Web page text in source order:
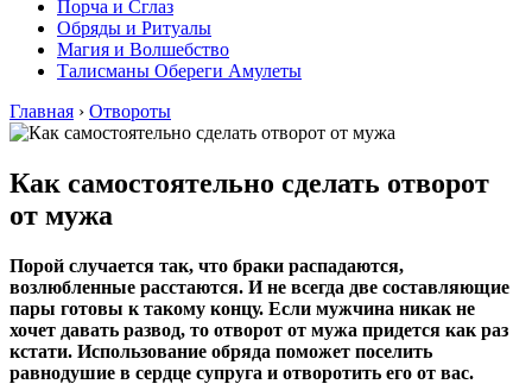
Порча и Сглаз
Обряды и Ритуалы
Магия и Волшебство
Талисманы Обереги Амулеты
Главная › Отвороты
Как самостоятельно сделать отворот
от мужа
Порой случается так, что браки распадаются,
возлюбленные расстаются. И не всегда две составляющие
пары готовы к такому концу. Если мужчина никак не
хочет давать развод, то отворот от мужа придется как раз
кстати. Использование обряда поможет поселить
равнодушие в сердце супруга и отворотить его от вас.